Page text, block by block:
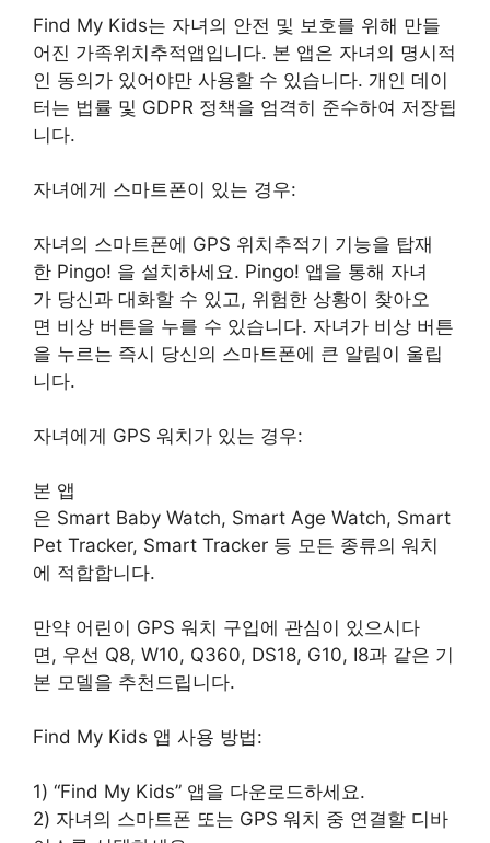
Find My Kids는 자녀의 안전 및 보호를 위해 만들
어진 가족위치추적앱입니다. 본 앱은 자녀의 명시적
인 동의가 있어야만 사용할 수 있습니다. 개인 데이
터는 법률 및 GDPR 정책을 엄격히 준수하여 저장됩
니다.
자녀에게 스마트폰이 있는 경우:
자녀의 스마트폰에 GPS 위치추적기 기능을 탑재
한 Pingo! 을 설치하세요. Pingo! 앱을 통해 자녀
가 당신과 대화할 수 있고, 위험한 상황이 찾아오
면 비상 버튼을 누를 수 있습니다. 자녀가 비상 버튼
을 누르는 즉시 당신의 스마트폰에 큰 알림이 울립
니다.
자녀에게 GPS 워치가 있는 경우:
본 앱
은 Smart Baby Watch, Smart Age Watch, Smart
Pet Tracker, Smart Tracker 등 모든 종류의 워치
에 적합합니다.
만약 어린이 GPS 워치 구입에 관심이 있으시다
면, 우선 Q8, W10, Q360, DS18, G10, I8과 같은 기
본 모델을 추천드립니다.
Find My Kids 앱 사용 방법:
1) “Find My Kids” 앱을 다운로드하세요.
2) 자녀의 스마트폰 또는 GPS 워치 중 연결할 디바